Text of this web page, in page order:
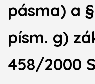
pásma) a
písm. g)
458/2000